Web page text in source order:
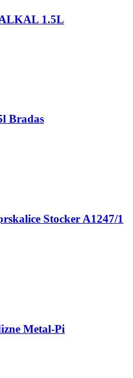
1.5L
Bradas
Stocker A1247/1
Metal-Pi